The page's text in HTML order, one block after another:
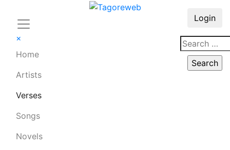
×
Home
Artists
Verses
Songs
Novels
Login